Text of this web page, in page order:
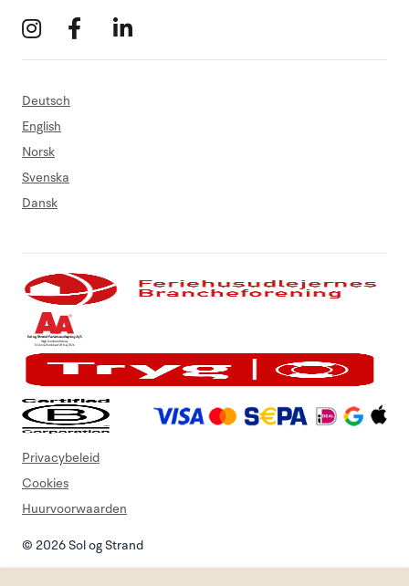
Deutsch
English
Norsk
Svenska
Dansk
© 2026 Sol og Strand
Privacybeleid
Cookies
Huurvoorwaarden